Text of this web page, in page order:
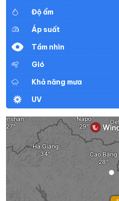
Độ ẩm
Áp suất
Tầm nhìn
Gió
Khả năng mưa
UV